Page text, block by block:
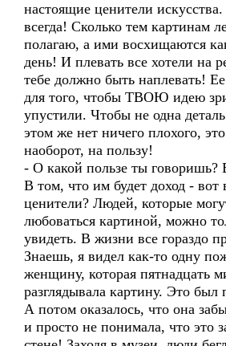
настоящие ценители
всегда! Сколько тем картинам
полагаю, а ими восхищаются
день! И плевать все хотели на
тебе должно быть наплевать!
для того, чтобы ТВОЮ идею
упустили. Чтобы не одна
этом же нет ничего плохого,
наоборот, на пользу!
- О какой пользе ты говоришь?
В том, что им будет доход - вот
ценители? Людей, которые
любоваться картиной, можно
увидеть. В жизни все гораздо
Знаешь, я видел как-то одну
женщину, которая пятнадцать
разглядывала картину. Это был
А потом оказалось, что она
и просто не понимала, что это